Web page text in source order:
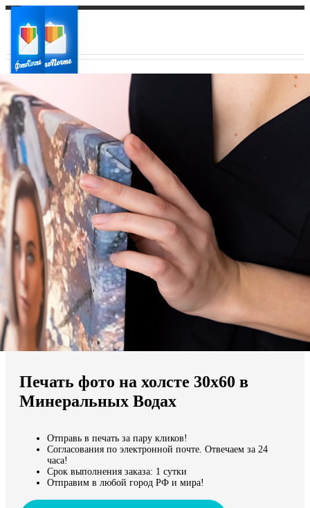
Ваш город:
Ваш регион доставки
Выберите из списка:
Мы доставляем по всему миру
Продолжить без города
Печать фото на холсте 30х60 в
Минеральных Водах
Отправь в печать за пару кликов!
Согласования по электронной почте. Отвечаем за 24
часа!
Срок выполнения заказа: 1 сутки
Отправим в любой город РФ и мира!